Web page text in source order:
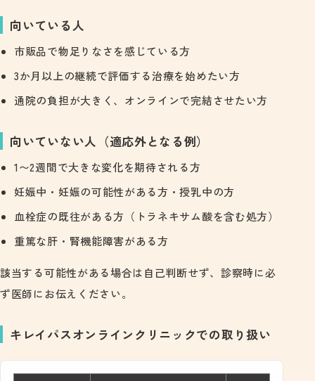
向いている人
市販品で物足りなさを感じている方
3か月以上の継続で評価する治療を始めたい方
通院の負担が大きく、オンラインで完結させたい方
向いていない人（適応外となる例）
1〜2週間で大きな変化を期待される方
妊娠中・妊娠の可能性がある方・授乳中の方
血栓症の既往がある方（トラネキサム酸を含む処方）
重篤な肝・腎機能障害がある方
該当する可能性がある場合は自己判断せず、診察時に必
ず医師にお伝えください。
キレイパスオンラインクリニックでの取り扱い